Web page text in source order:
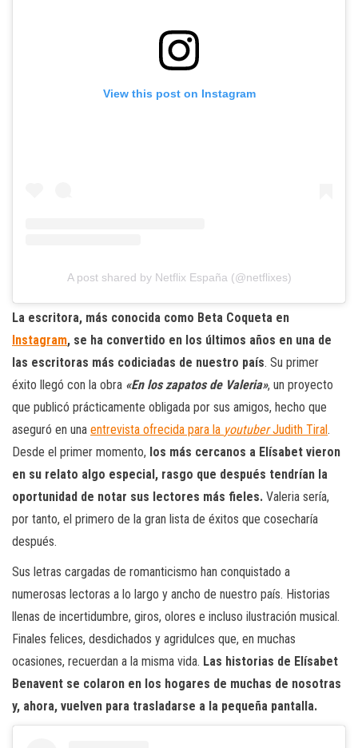
View this post on Instagram
A post shared by Netflix España (@netflixes)
La escritora, más conocida como Beta Coqueta en
Instagram, se ha convertido en los últimos años en una de
las escritoras más codiciadas de nuestro país. Su primer
éxito llegó con la obra «En los zapatos de Valeria», un proyecto
que publicó prácticamente obligada por sus amigos, hecho que
aseguró en una entrevista ofrecida para la youtuberJudith Tiral.
Desde el primer momento, los más cercanos a Elísabet vieron
en su relato algo especial, rasgo que después tendrían la
oportunidad de notar sus lectores más fieles. Valeria sería,
por tanto, el primero de la gran lista de éxitos que cosecharía
después.
Sus letras cargadas de romanticismo han conquistado a
numerosas lectoras a lo largo y ancho de nuestro país. Historias
llenas de incertidumbre, giros, olores e incluso ilustración musical.
Finales felices, desdichados y agridulces que, en muchas
ocasiones, recuerdan a la misma vida. Las historias de Elísabet
Benavent se colaron en los hogares de muchas de nosotras
y, ahora, vuelven para trasladarse a la pequeña pantalla.